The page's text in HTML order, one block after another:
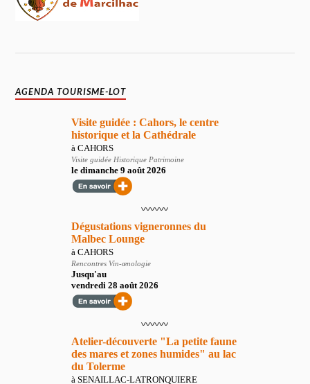
AGENDA TOURISME-LOT